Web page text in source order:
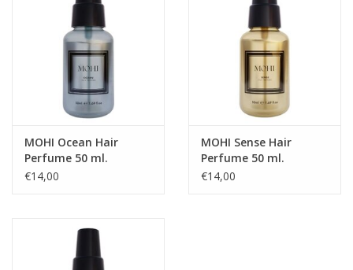
MOHI Ocean Hair
Perfume 50 ml.
€14,00
MOHI Sense Hair
Perfume 50 ml.
€14,00